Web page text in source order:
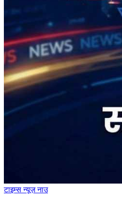
टाइम्सन्यूज़नाउ